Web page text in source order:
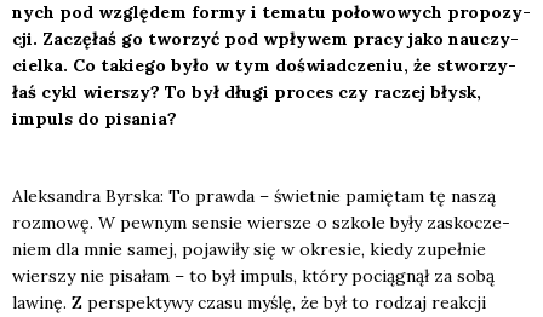
nych pod wzglę­dem for­my i tema­tu poło­wo­wych pro­po­zy­
cji. Zaczę­łaś go two­rzyć pod wpły­wem pra­cy jako nauczy­
ciel­ka. Co takie­go było w tym doświad­cze­niu, że stwo­rzy­
łaś cykl wier­szy? To był dłu­gi pro­ces czy raczej błysk,
impuls do pisa­nia?
Alek­san­dra Byr­ska: To praw­da – świet­nie pamię­tam tę naszą
roz­mo­wę. W pew­nym sen­sie wier­sze o szko­le były zasko­cze­
niem dla mnie samej, poja­wi­ły się w okre­sie, kie­dy zupeł­nie
wier­szy nie pisa­łam – to był impuls, któ­ry pocią­gnął za sobą
lawi­nę. Z per­spek­ty­wy cza­su myślę, że był to rodzaj reak­cji